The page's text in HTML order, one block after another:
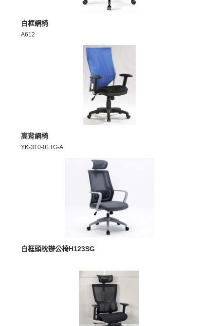
白框網椅
A612
高背網椅
YK-310-01TG-A
白框頭枕辦公椅H123SG